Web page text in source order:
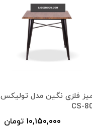
فلزی نگین مدل تولیکس
CS-
۱۰,۱۵۰,۰۰۰ تومان